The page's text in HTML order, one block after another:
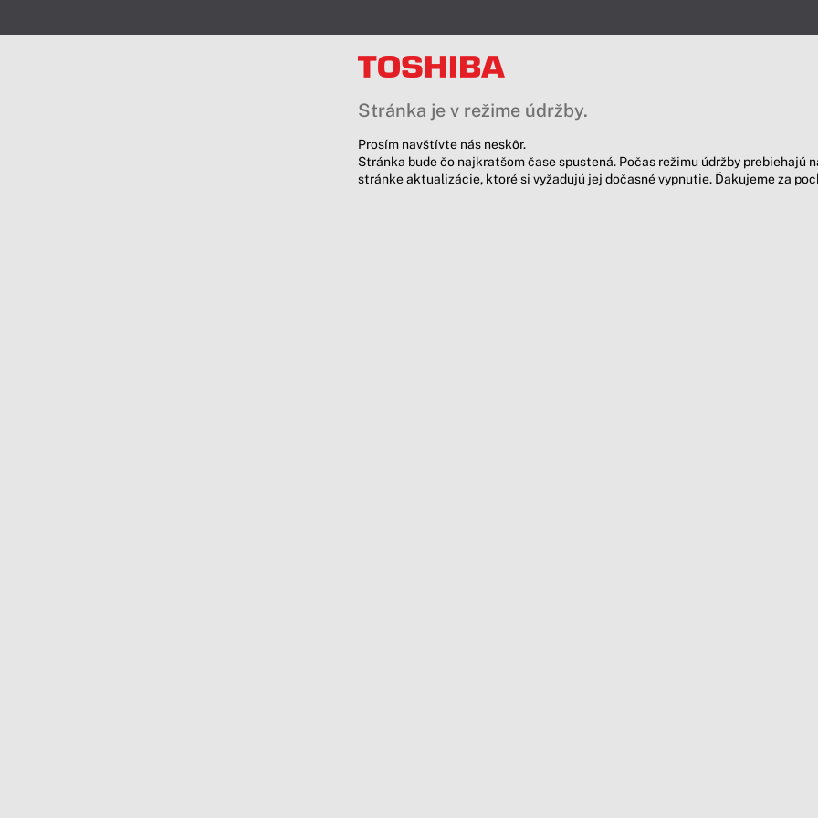
Stránka je v režime údržby.
Prosím navštívte nás neskôr.
Stránka bude čo najkratšom čase spustená. Počas režimu údržby prebiehajú
stránke aktualizácie, ktoré si vyžadujú jej dočasné vypnutie. Ďakujeme za